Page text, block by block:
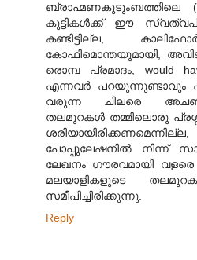
ബ്രാഹ്മണകുടുംബത്തിലെ
കുട്ടികള്‍ക്ക് ഈ
കണ്ടിട്ടില്ല,
കോഫിമൊന്തയുമായി,
രൊമ്പ പ്രമാദം, would
എന്നവര്‍ പറയുന്നുണ്ടാവും
വരുന്ന ചിലരെ
തലമുറകള്‍ തമ്മിലൊരു
പോപ്പുലേഷനില്‍ നിന്ന്
ലേഖനം ഗൗരവമായി വളരെ
മലയാളികളുടെ
സമീപിച്ചിരിക്കുന്നു.
Reply